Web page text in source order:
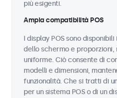
più esigenti.
Ampia compatibilità POS
I display POS sono
dello schermo e proporzioni,
uniforme. Ciò consente di
modelli e dimensioni,
funzionalità. Che si tratti di
per un sistema POS o di un